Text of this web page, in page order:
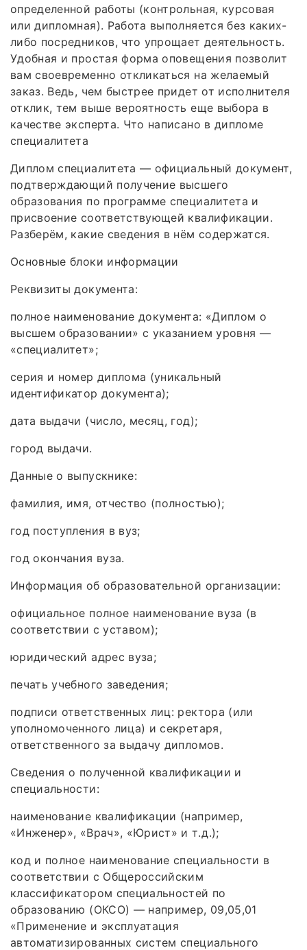
определенной работы (контрольная, курсовая
или дипломная). Работа выполняется без каких-
либо посредников, что упрощает деятельность.
Удобная и простая форма оповещения позволит
вам своевременно откликаться на желаемый
заказ. Ведь, чем быстрее придет от исполнителя
отклик, тем выше вероятность еще выбора в
качестве эксперта. Что написано в дипломе
специалитета
Диплом специалитета — официальный документ,
подтверждающий получение высшего
образования по программе специалитета и
присвоение соответствующей квалификации.
Разберём, какие сведения в нём содержатся.
Основные блоки информации
Реквизиты документа:
полное наименование документа: «Диплом о
высшем образовании» с указанием уровня —
«специалитет»;
серия и номер диплома (уникальный
идентификатор документа);
дата выдачи (число, месяц, год);
город выдачи.
Данные о выпускнике:
фамилия, имя, отчество (полностью);
год поступления в вуз;
год окончания вуза.
Информация об образовательной организации:
официальное полное наименование вуза (в
соответствии с уставом);
юридический адрес вуза;
печать учебного заведения;
подписи ответственных лиц: ректора (или
уполномоченного лица) и секретаря,
ответственного за выдачу дипломов.
Сведения о полученной квалификации и
специальности:
наименование квалификации (например,
«Инженер», «Врач», «Юрист» и т. д.);
код и полное наименование специальности в
соответствии с Общероссийским
классификатором специальностей по
образованию (ОКСО) — например, 09,05,01
«Применение и эксплуатация
автоматизированных систем специального